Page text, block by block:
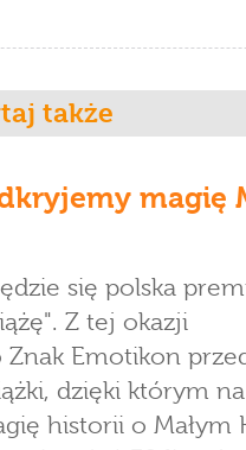
także
magię
się polska
Z tej okazji
Emotikon
dzięki którym
historii o Małym